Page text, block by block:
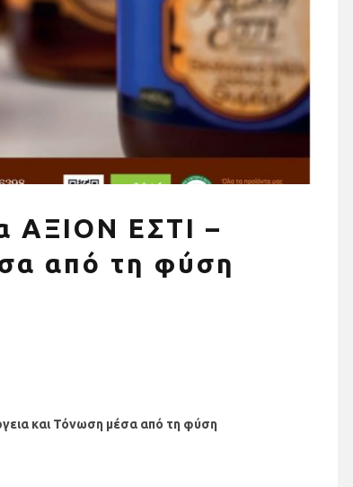
ΑΞΙΟΝ ΕΣΤΙ –
από τη φύση
και Τόνωση μέσα από τη φύση
όργανα
(+τι
Τρέχουμε όλοι για όλους: Η
Stoiximan Wheels Of Change
στέλνει ένα ηχηρό μήνυμα για
χρονιά στον 13o
Ημιμαραθώνιο της Αθήνας